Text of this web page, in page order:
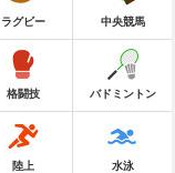
ラグビー 中央競馬
格闘技 バドミントン
陸上 水泳